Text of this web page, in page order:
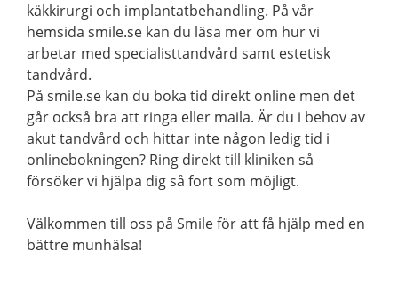
käkkirurgi och implantatbehandling. På vår
hemsida smile.se kan du läsa mer om hur vi
arbetar med specialisttandvård samt estetisk
tandvård.
På smile.se kan du boka tid direkt online men det
går också bra att ringa eller maila. Är du i behov av
akut tandvård och hittar inte någon ledig tid i
onlinebokningen? Ring direkt till kliniken så
försöker vi hjälpa dig så fort som möjligt.
Välkommen till oss på Smile för att få hjälp med en
bättre munhälsa!